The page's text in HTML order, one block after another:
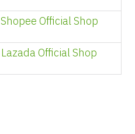
Shopee Official Shop
Lazada Official Shop